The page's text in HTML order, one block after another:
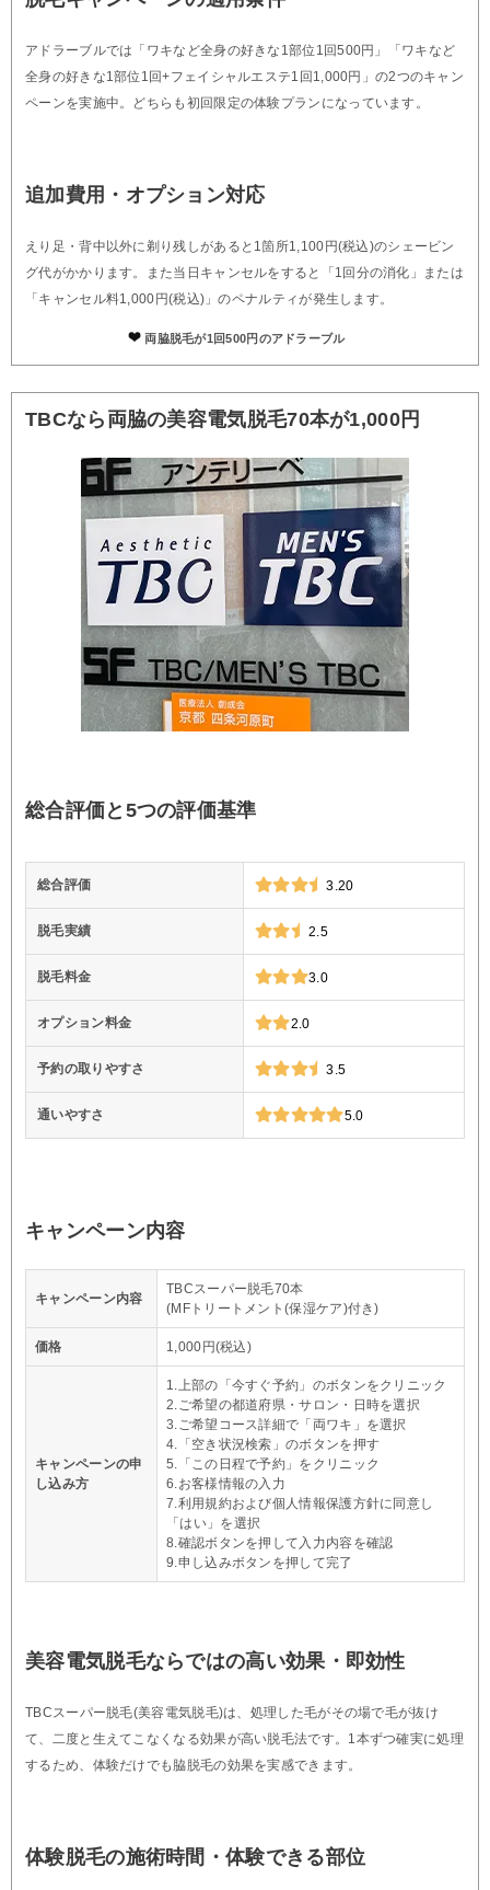
アドラーブルでは「ワキなど全身の好きな1部位1回500円」「ワキなど
全身の好きな1部位1回+フェイシャルエステ1回1,000円」の2つのキャン
ペーンを実施中。どちらも初回限定の体験プランになっています。
追加費用・オプション対応
えり足・背中以外に剃り残しがあると1箇所1,100円(税込)のシェービン
グ代がかかります。また当日キャンセルをすると「1回分の消化」または
「キャンセル料1,000円(税込)」のペナルティが発生します。
両脇脱毛が1回500円のアドラーブル
TBCなら両脇の美容電気脱毛70本が1,000円
総合評価と5つの評価基準
総合評価 3.20
脱毛実績 2.5
脱毛料金 3.0
オプション料金 2.0
予約の取りやすさ 3.5
通いやすさ 5.0
キャンペーン内容
キャンペーン内容
TBCスーパー脱毛70本
(MFトリートメント(保湿ケア)付き)
価格 1,000円(税込)
キャンペーンの申
し込み方
1.上部の「今すぐ予約」のボタンをクリニック
2.ご希望の都道府県・サロン・日時を選択
3.ご希望コース詳細で「両ワキ」を選択
4.「空き状況検索」のボタンを押す
5.「この日程で予約」をクリニック
6.お客様情報の入力
7.利用規約および個人情報保護方針に同意し
「はい」を選択
8.確認ボタンを押して入力内容を確認
9.申し込みボタンを押して完了
美容電気脱毛ならではの高い効果・即効性
TBCスーパー脱毛(美容電気脱毛)は、処理した毛がその場で毛が抜け
て、二度と生えてこなくなる効果が高い脱毛法です。1本ずつ確実に処理
するため、体験だけでも脇脱毛の効果を実感できます。
体験脱毛の施術時間・体験できる部位